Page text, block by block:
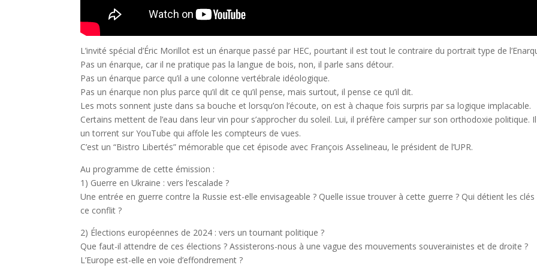
L’invité spécial d’Éric Morillot est un énarque passé par HEC, pourtant il est tout le contraire du portrait type de
Pas un énarque, car il ne pratique pas la langue de bois, non, il parle sans détour.
Pas un énarque parce qu’il a une colonne vertébrale idéologique.
Pas un énarque non plus parce qu’il dit ce qu’il pense, mais surtout, il pense ce qu’il dit.
Les mots sonnent juste dans sa bouche et lorsqu’on l’écoute, on est à chaque fois surpris par sa logique implacable.
Certains mettent de l’eau dans leur vin pour s’approcher du soleil. Lui, il préfère camper sur son orthodoxie politique.
un torrent sur YouTube qui affole les compteurs de vues.
C’est un “Bistro Libertés” mémorable que cet épisode avec François Asselineau, le président de l’UPR.
Au programme de cette émission :
1)⁠ ⁠Guerre en Ukraine : vers l’escalade ?
Une entrée en guerre contre la Russie est-elle envisageable ? Quelle issue trouver à cette guerre ? Qui détient les clés
ce conflit ?
2)⁠ ⁠⁠Élections européennes de 2024 : vers un tournant politique ?
Que faut-il attendre de ces élections ? Assisterons-nous à une vague des mouvements souverainistes et de droite ?
L’Europe est-elle en voie d’effondrement ?